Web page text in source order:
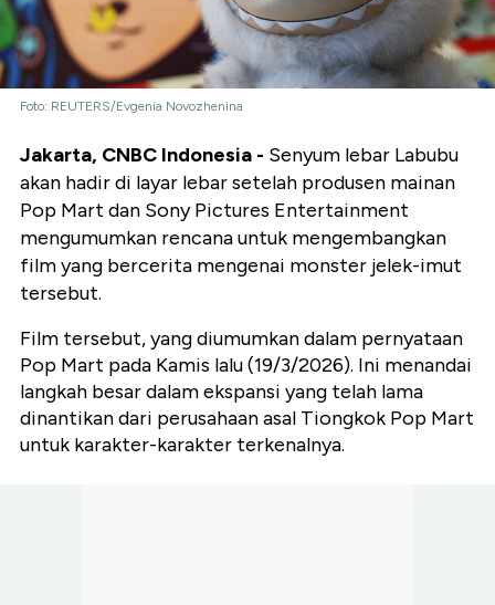
Foto: REUTERS/Evgenia Novozhenina
Jakarta, CNBC Indonesia - Senyum lebar Labubu
akan hadir di layar lebar setelah produsen mainan
Pop Mart dan Sony Pictures Entertainment
mengumumkan rencana untuk mengembangkan
film yang bercerita mengenai monster jelek-imut
tersebut.
Film tersebut, yang diumumkan dalam pernyataan
Pop Mart pada Kamis lalu (19/3/2026). Ini menandai
langkah besar dalam ekspansi yang telah lama
dinantikan dari perusahaan asal Tiongkok Pop Mart
untuk karakter-karakter terkenalnya.